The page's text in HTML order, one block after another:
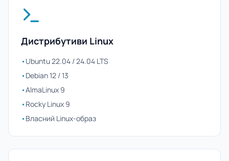
Дистрибутиви Linux
•Ubuntu 22.04 / 24.04 LTS
•Debian 12 / 13
•AlmaLinux 9
•Rocky Linux 9
•Власний Linux-образ